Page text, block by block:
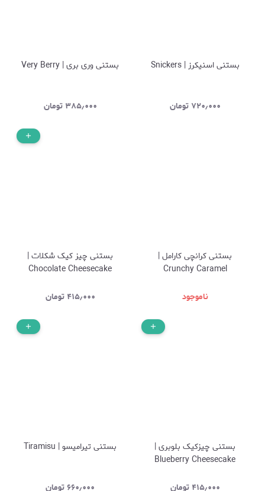
بستنی اسنیکرز | Snickers
۷۲۰٫۰۰۰ تومان
بستنی وری بری | Very Berry
۳۸۵٫۰۰۰ تومان
بستنی کرانچی کارامل |
Crunchy Caramel
ناموجود
بستنی چیز کیک شکلات |
Chocolate Cheesecake
۴۱۵٫۰۰۰ تومان
بستنی چیزکیک بلوبری |
Blueberry Cheesecake
۴۱۵٫۰۰۰ تومان
بستنی تیرامیسو | Tiramisu
۶۶۰٫۰۰۰ تومان